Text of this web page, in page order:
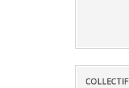
‎COLLECTIF‎